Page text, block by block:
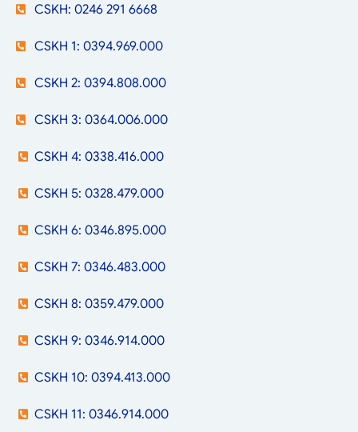
CSKH: 0246 291 6668
CSKH 1: 0394.969.000
CSKH 2: 0394.808.000
CSKH 3: 0364.006.000
CSKH 4: 0338.416.000
CSKH 5: 0328.479.000
CSKH 6: 0346.895.000
CSKH 7: 0346.483.000
CSKH 8: 0359.479.000
CSKH 9: 0346.914.000
CSKH 10: 0394.413.000
CSKH 11: 0346.914.000